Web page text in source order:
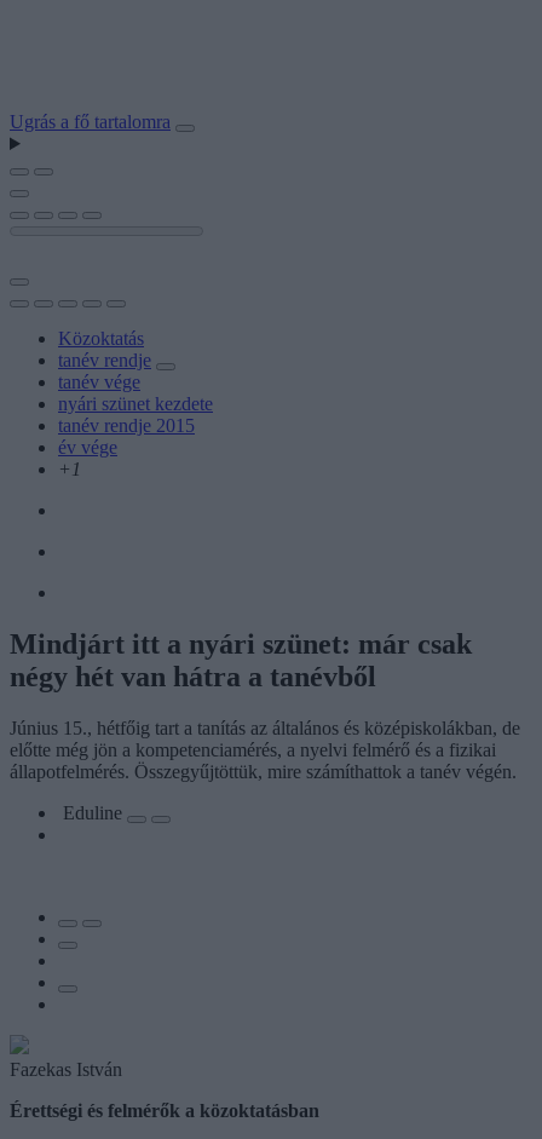
Ugrás a fő tartalomra
Közoktatás
tanév rendje
tanév vége
nyári szünet kezdete
tanév rendje 2015
év vége
+1
Mindjárt itt a nyári szünet: már csak
négy hét van hátra a tanévből
Június 15., hétfőig tart a tanítás az általános és középiskolákban, de
előtte még jön a kompetenciamérés, a nyelvi felmérő és a fizikai
állapotfelmérés. Összegyűjtöttük, mire számíthattok a tanév végén.
Eduline
Fazekas István
Érettségi és felmérők a közoktatásban